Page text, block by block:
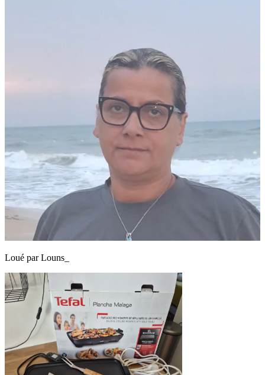
Loué parLouns_